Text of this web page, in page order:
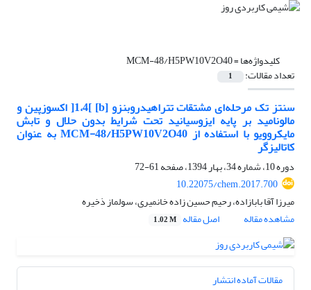
کلیدواژه‌ها =MCM-48/H5PW10V2O40
تعداد مقالات: 1
سنتز تک مرحله‌ای مشتقات تتراهیدروبنزو [b] ]1،4[ اکسوزپین و
مالونامید بر پایه ایزوسیانید تحت شرایط بدون حلال و تابش
مایکروویو با استفاده از MCM-48/H5PW10V2O40 به عنوان
کاتالیزگر
دوره 10، شماره 34، بهار 1394، صفحه
61-72
10.22075/chem.2017.700
میرزا آقا بابازاده، رحیم حسین زاده خانمیری، سولماز ذخیره
مشاهده مقاله
اصل مقاله 1.02 M
مقالات آماده انتشار